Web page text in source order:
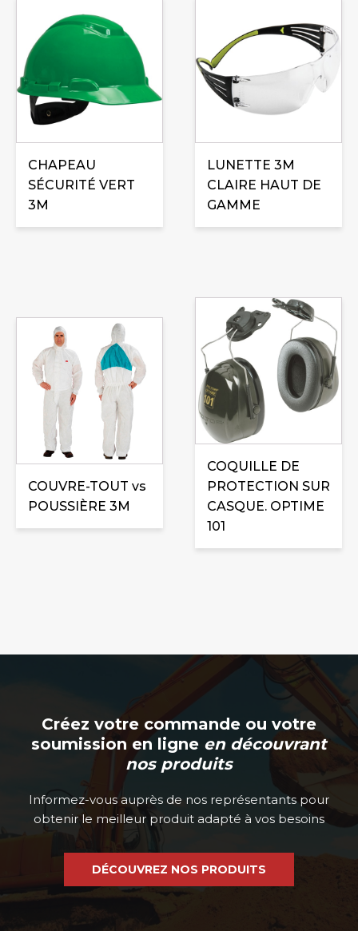
CHAPEAU
SÉCURITÉ VERT
3M
LUNETTE 3M
CLAIRE HAUT DE
GAMME
COUVRE-TOUT vs
POUSSIÈRE 3M
produit
plusieurs
variations.
options
peuvent
être
choisies
sur
COQUILLE DE
PROTECTION SUR
CASQUE. OPTIME
101
Créez votre commande ou votre
soumission en ligne en découvrant
nos produits
Informez-vous auprès de nos représentants pour
obtenir le meilleur produit adapté à vos besoins
DÉCOUVREZ NOS PRODUITS